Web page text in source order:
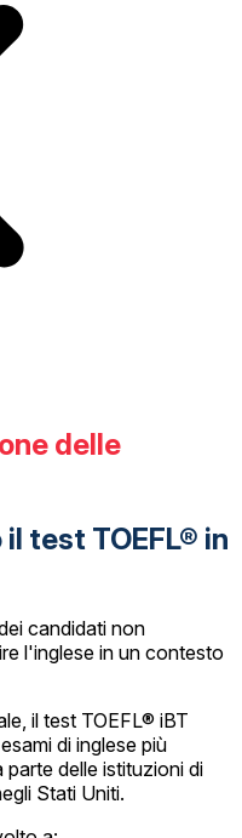
delle
test TOEFL® in
candidati non
l'inglese in un contesto
il test TOEFL® iBT
di inglese più
delle istituzioni di
Stati Uniti.